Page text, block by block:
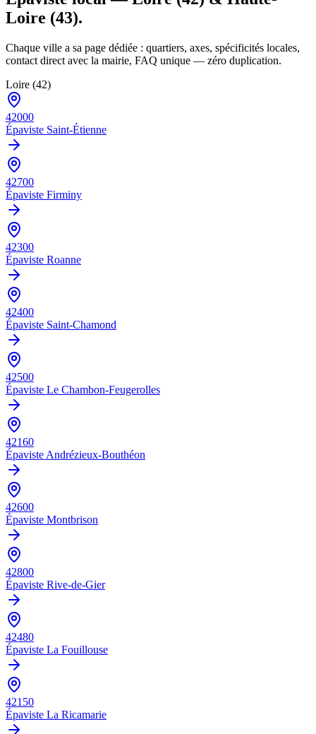
Loire (43).
Chaque ville a sa page dédiée : quartiers, axes, spécificités locales,
contact direct avec la mairie, FAQ unique — zéro duplication.
Loire (42)
42000
Épaviste Saint-Étienne
42700
Épaviste Firminy
42300
Épaviste Roanne
42400
Épaviste Saint-Chamond
42500
Épaviste Le Chambon-Feugerolles
42160
Épaviste Andrézieux-Bouthéon
42600
Épaviste Montbrison
42800
Épaviste Rive-de-Gier
42480
Épaviste La Fouillouse
42150
Épaviste La Ricamarie